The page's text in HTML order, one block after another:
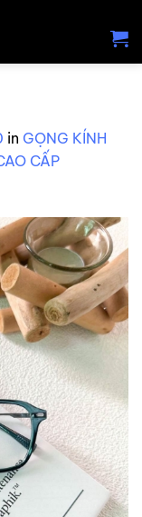
in GỌNG KÍNH
CẤP